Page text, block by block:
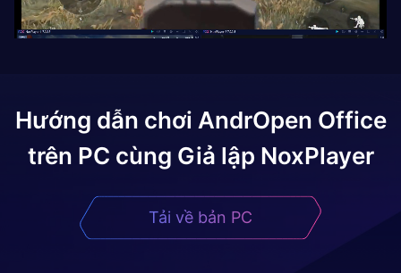
Hướng dẫn chơi AndrOpen Office
trên PC cùng Giả lập NoxPlayer
Tải về bản PC